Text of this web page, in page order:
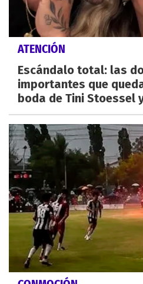
ATENCIÓN
Escándalo total: las
importantes que
boda de Tini Stoessel